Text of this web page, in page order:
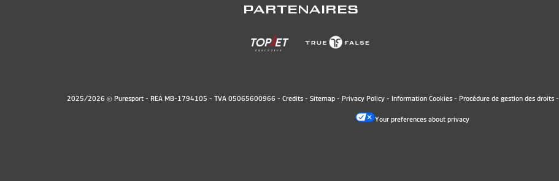
PARTENAIRES
2025/2026 © Puresport - REA MB-1794105 - TVA 05065600966 - Credits- Sitemap- Privacy Policy- Information Cookies- Procédure de gestion des droits-
Your preferences about privacy